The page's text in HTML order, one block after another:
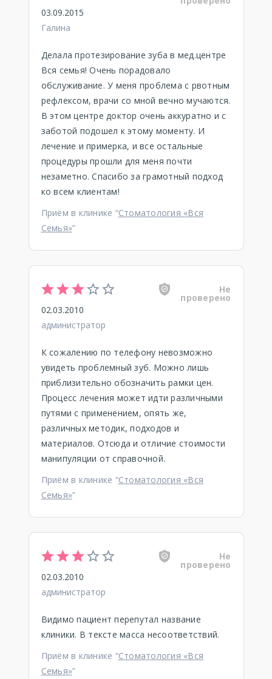
03.09.2015
Галина
Делала протезирование зуба в мед.центре
Вся семья! Очень порадовало
обслуживание. У меня проблема с рвотным
рефлексом, врачи со мной вечно мучаются.
В этом центре доктор очень аккуратно и с
заботой подошел к этому моменту. И
лечение и примерка, и все остальные
процедуры прошли для меня почти
незаметно. Спасибо за грамотный подход
ко всем клиентам!
Приём в клинике “Стоматология «Вся
Семья»”
Не
проверено
02.03.2010
администратор
К сожалению по телефону невозможно
увидеть проблемный зуб. Можно лишь
приблизительно обозначить рамки цен.
Процесс лечения может идти различными
путями с применением, опять же,
различных методик, подходов и
материалов. Отсюда и отличие стоимости
манипуляции от справочной.
Приём в клинике “Стоматология «Вся
Семья»”
Не
проверено
02.03.2010
администратор
Видимо пациент перепутал название
клиники. В тексте масса несоответствий.
Приём в клинике “Стоматология «Вся
Семья»”